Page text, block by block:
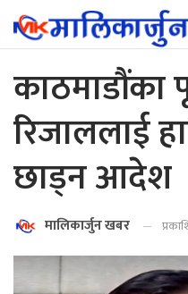
काठमाडौंका
रिजाललाई
छाड्न आदेश
मालिकार्जुन खबर